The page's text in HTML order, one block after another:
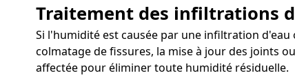
Traitement des infiltrations
Si l'humidité est causée par une infiltration
colmatage de fissures, la mise à jour des joints
affectée pour éliminer toute humidité résiduelle.